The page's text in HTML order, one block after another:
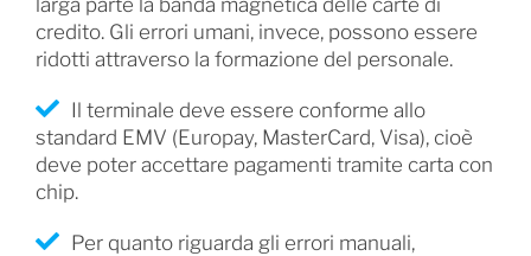
credito. Gli errori umani, invece, possono essere
ridotti attraverso la formazione del personale.
Il terminale deve essere conforme allo
standard EMV (Europay, MasterCard, Visa), cioè
deve poter accettare pagamenti tramite carta con
chip.
Per quanto riguarda gli errori manuali,